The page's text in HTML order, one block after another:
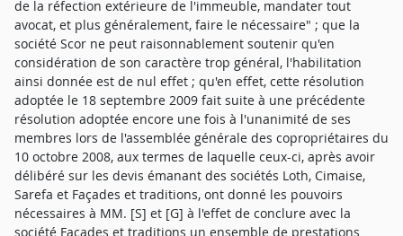
de la réfection extérieure de l'immeuble, mandater tout
avocat, et plus généralement, faire le nécessaire" ; que la
société Scor ne peut raisonnablement soutenir qu'en
considération de son caractère trop général, l'habilitation
ainsi donnée est de nul effet ; qu'en effet, cette résolution
adoptée le 18 septembre 2009 fait suite à une précédente
résolution adoptée encore une fois à l'unanimité de ses
membres lors de l'assemblée générale des copropriétaires du
10 octobre 2008, aux termes de laquelle ceux-ci, après avoir
délibéré sur les devis émanant des sociétés Loth, Cimaise,
Sarefa et Façades et traditions, ont donné les pouvoirs
nécessaires à MM. [S] et [G] à l'effet de conclure avec la
société Façades et traditions un ensemble de prestations